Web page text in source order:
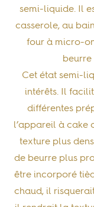
semi-liquide. Il
casserole, au
four à micro-
beurre
Cet état semi-
intérêts. Il
différentes
l’appareil à cake
texture plus
de beurre plus
être incorporé
chaud, il